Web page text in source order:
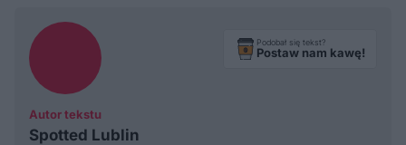
Autor tekstu
Spotted Lublin
Podobał się tekst?
Postaw nam kawę!